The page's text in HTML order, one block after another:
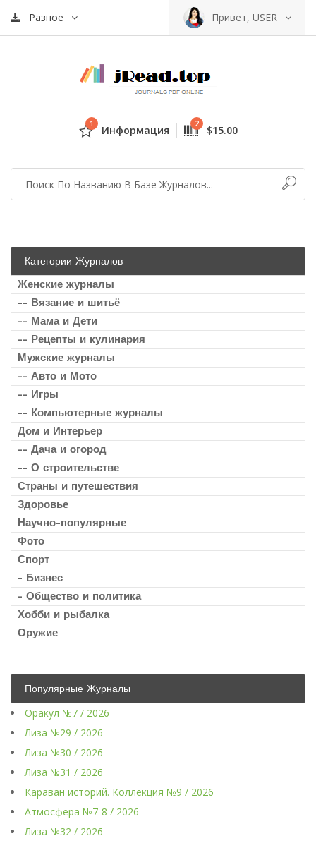
Разное Привет, USER
1 Информация 2 $15.00
Категории Журналов
Женские журналы
-- Вязание и шитьё
-- Мама и Дети
-- Рецепты и кулинария
Мужские журналы
-- Авто и Мото
-- Игры
-- Компьютерные журналы
Дом и Интерьер
-- Дача и огород
-- О строительстве
Страны и путешествия
Здоровье
Научно-популярные
Фото
Спорт
- Бизнес
- Общество и политика
Хобби и рыбалка
Оружие
Популярные Журналы
Оракул №7 / 2026
Лиза №29 / 2026
Лиза №30 / 2026
Лиза №31 / 2026
Караван историй. Коллекция №9 / 2026
Атмосфера №7-8 / 2026
Лиза №32 / 2026